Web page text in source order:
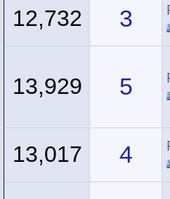
3
12,732
5
13,929
4
13,017